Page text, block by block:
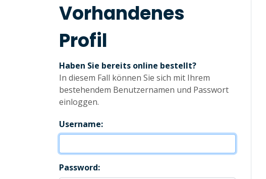
Vorhandenes
Profil
Haben Sie bereits online bestellt?
In diesem Fall können Sie sich mit Ihrem
bestehendem Benutzernamen und Passwort
einloggen.
Username:
Password: